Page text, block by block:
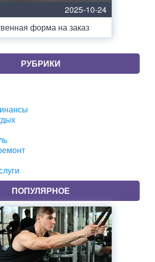
2025-10-24
форма на заказ
РУБРИКИ
ПОПУЛЯРНОЕ